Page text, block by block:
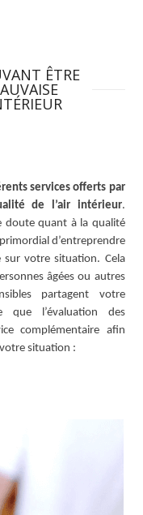
ÊTRE
services offerts par
de l’air intérieur.
doute quant à la qualité
d’entreprendre
sur votre situation. Cela
âgées ou autres
partagent votre
que l’évaluation des
complémentaire afin
situation :